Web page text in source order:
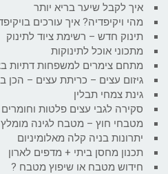
איך לקבל שיער בריא יותר
מהי ויקיפדיה? איך עורכים
תינוק חדש – רשימת ציוד לתינוק
מתכוני אוכל לתינוקות
מתחם צימרים למשפחות דתיות
גיזום עצים – כריתת עצים – הכן
גינת צמחי תבלין
סקירה לגבי עצים פלטות וחומרים
מטבחי חוץ – מטבח לגינה מומלץ
יתרונות בניה קלה מאלומיניום
תכנון מחסן ביתי + מדפים לארון
חידוש מטבח או שיפוץ מטבח ?